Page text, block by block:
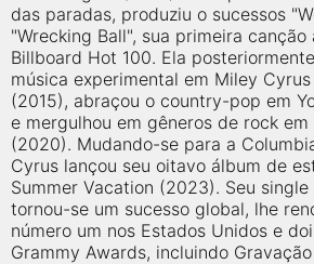
das paradas, produziu o sucessos
"Wrecking Ball", sua primeira
Billboard Hot 100. Ela
música experimental em Miley
(2015), abraçou o country-pop em
e mergulhou em gêneros de rock
(2020). Mudando-se para a
Cyrus lançou seu oitavo álbum de
Summer Vacation (2023). Seu
tornou-se um sucesso global, lhe
número um nos Estados Unidos e
Grammy Awards, incluindo